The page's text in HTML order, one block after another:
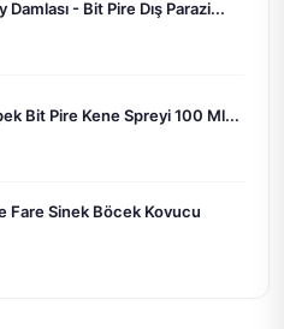
- Bit Pire Dış Parazi...
Bit Pire Kene Spreyi 100 Ml...
Fare Sinek Böcek Kovucu